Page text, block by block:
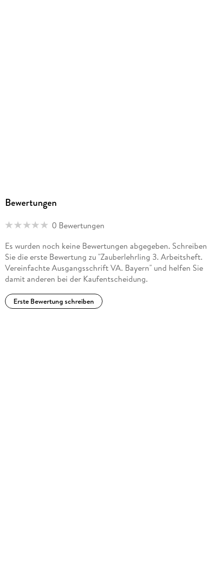
Bewertungen
0 Bewertungen
Es wurden noch keine Bewertungen abgegeben. Schreiben
Sie die erste Bewertung zu "Zauberlehrling 3. Arbeitsheft.
Vereinfachte Ausgangsschrift VA. Bayern" und helfen Sie
damit anderen bei der Kaufentscheidung.
Erste Bewertung schreiben